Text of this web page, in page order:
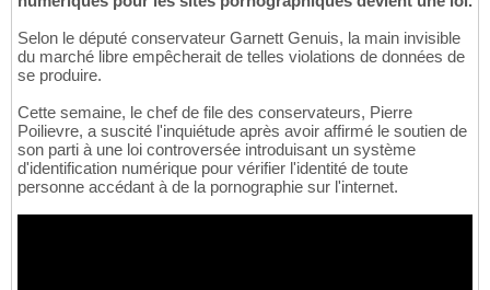
Selon le député conservateur Garnett Genuis, la main invisible
du marché libre empêcherait de telles violations de données de
se produire.
Cette semaine, le chef de file des conservateurs, Pierre
Poilievre, a suscité l'inquiétude après avoir affirmé le soutien de
son parti à une loi controversée introduisant un système
d'identification numérique pour vérifier l'identité de toute
personne accédant à de la pornographie sur l'internet.